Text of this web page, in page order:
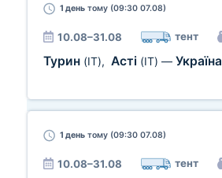
1 день тому (09:30 07.08)
10.08–31.08 тент
Турин (IT), Асті (IT) — Україна
1 день тому (09:30 07.08)
10.08–31.08 тент